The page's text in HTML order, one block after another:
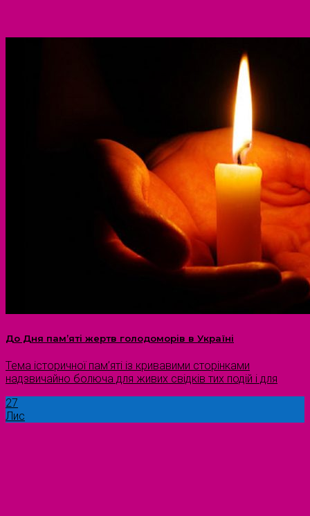
До Дня пам’яті жертв голодоморів в Україні
Тема історичної пам’яті із кривавими сторінками
надзвичайно болюча для живих свідків тих подій і для
27
Лис